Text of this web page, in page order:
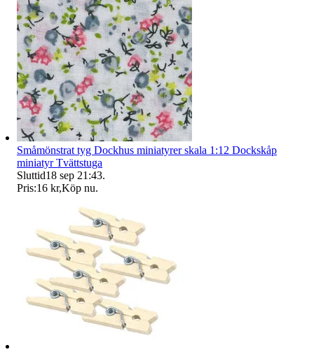
Småmönstrat tyg Dockhus miniatyrer skala 1:12 Dockskåp
miniatyr Tvättstuga
Sluttid18 sep 21:43.
Pris:16 kr,Köp nu.